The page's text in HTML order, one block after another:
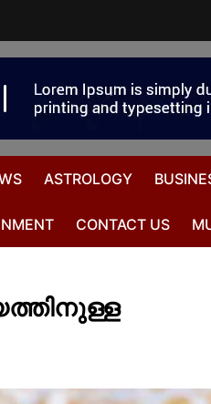
ASTROLOGY
CONTACT US